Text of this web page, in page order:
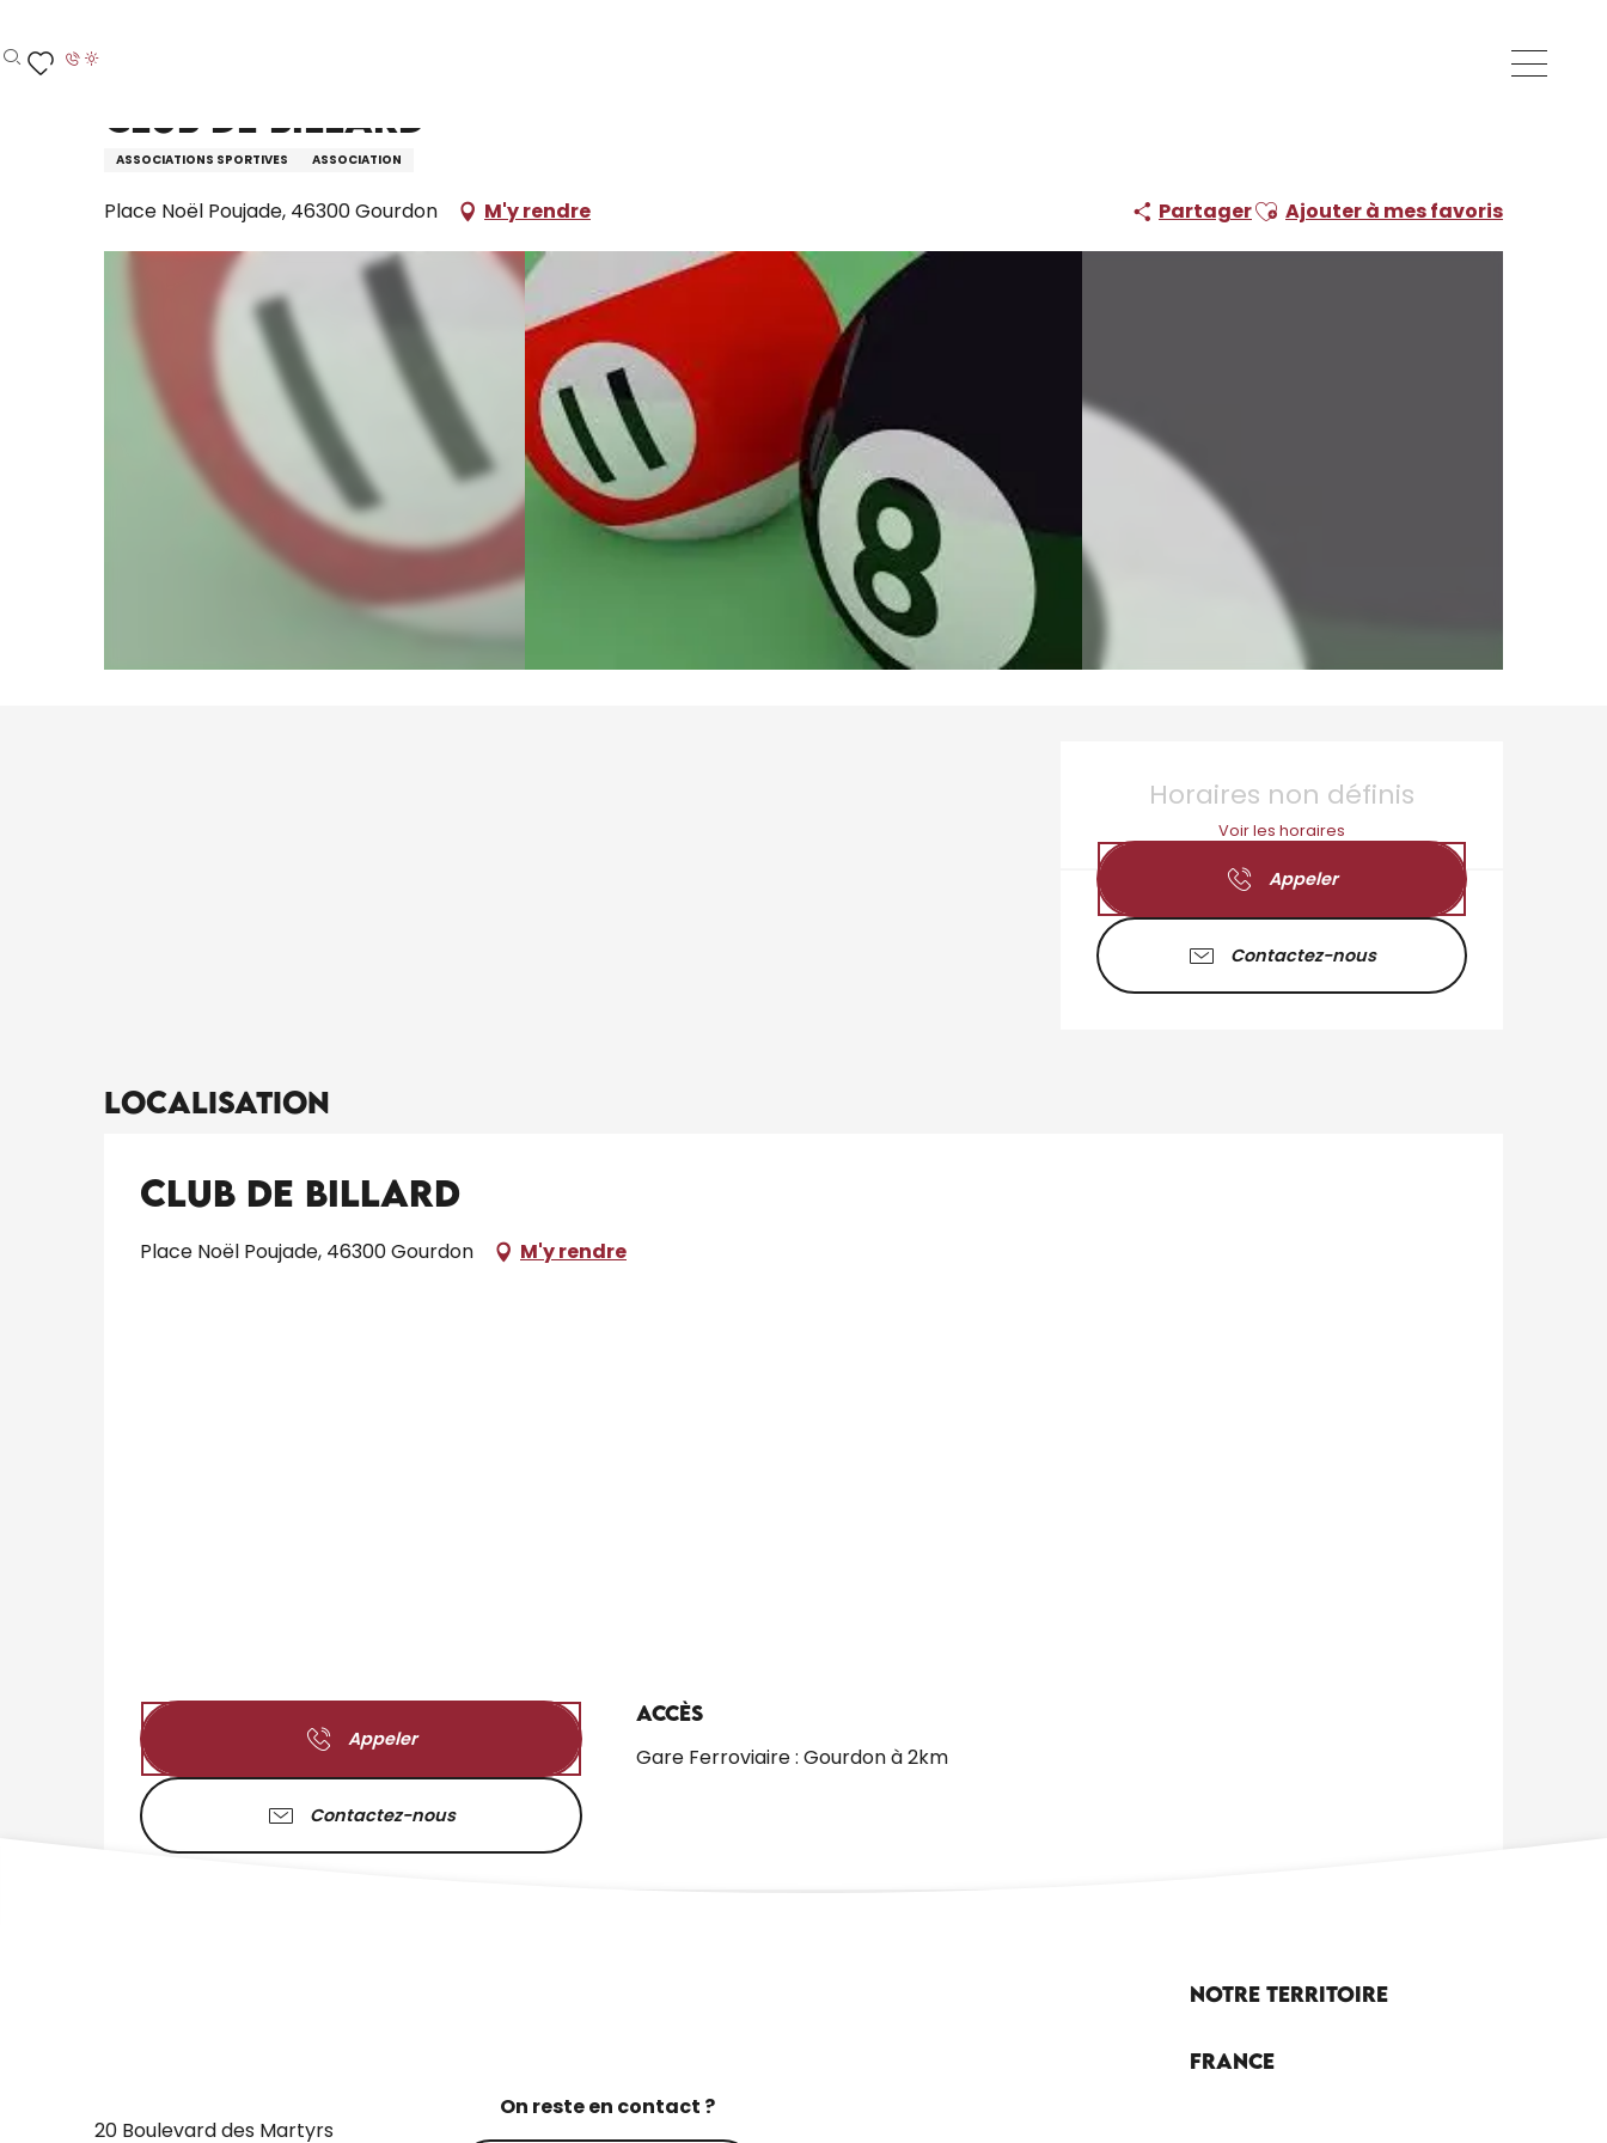
au
contenu
Recherche
Club de Billard
ASSOCIATIONS SPORTIVES ASSOCIATION
Place Noël Poujade, 46300 Gourdon M'y rendre PartagerAjouter aux favoris
Ajouter à mes favoris
Ouverture et
Horaires non définis
Voir les horaires
Appeler
Contactez-nous
Localisation
Club de Billard
Place Noël Poujade, 46300 Gourdon M'y rendre
Appeler
Contactez-nous
Accès
Accès
Gare Ferroviaire : Gourdon à 2km
20 Boulevard des Martyrs
On reste en contact ?
Notre territoire
France